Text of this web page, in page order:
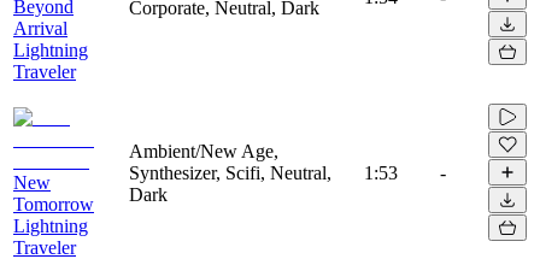
Beyond
Arrival
Lightning
Traveler
Corporate, Neutral, Dark
New
Tomorrow
Lightning
Traveler
Ambient/New Age,
Synthesizer, Scifi, Neutral,
Dark
1:53 -